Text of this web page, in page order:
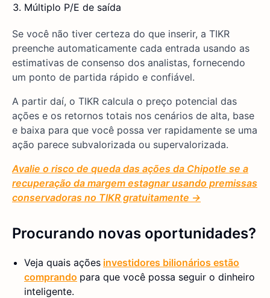
Múltiplo P/E de saída
Se você não tiver certeza do que inserir, a TIKR
preenche automaticamente cada entrada usando as
estimativas de consenso dos analistas, fornecendo
um ponto de partida rápido e confiável.
A partir daí, o TIKR calcula o preço potencial das
ações e os retornos totais nos cenários de alta, base
e baixa para que você possa ver rapidamente se uma
ação parece subvalorizada ou supervalorizada.
Avalie o risco de queda das ações da Chipotle se a
recuperação da margem estagnar usando premissas
conservadoras no TIKR gratuitamente →
Procurando novas oportunidades?
Veja quais ações investidores bilionários estão
comprando para que você possa seguir o dinheiro
inteligente.